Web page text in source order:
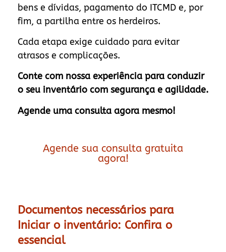
bens e dívidas, pagamento do ITCMD e, por
fim, a partilha entre os herdeiros.
Cada etapa exige cuidado para evitar
atrasos e complicações.
Conte com nossa experiência para conduzir
o seu inventário com segurança e agilidade.
Agende uma consulta agora mesmo!
Agende sua consulta gratuita
agora!
Documentos necessários para
Iniciar o inventário: Confira o
essencial